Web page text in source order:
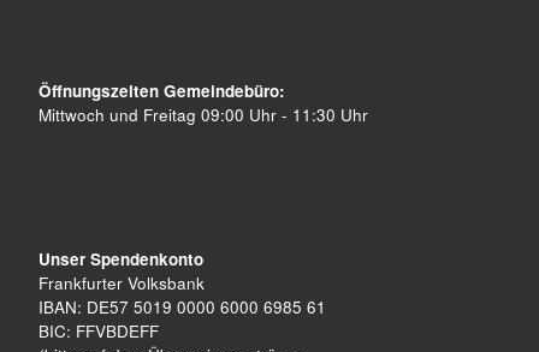
Öffnungszeiten Gemeindebüro:
Mittwoch und Freitag 09:00 Uhr - 11:30 Uhr
Unser Spendenkonto
Frankfurter Volksbank
IBAN: DE57 5019 0000 6000 6985 61
BIC: FFVBDEFF